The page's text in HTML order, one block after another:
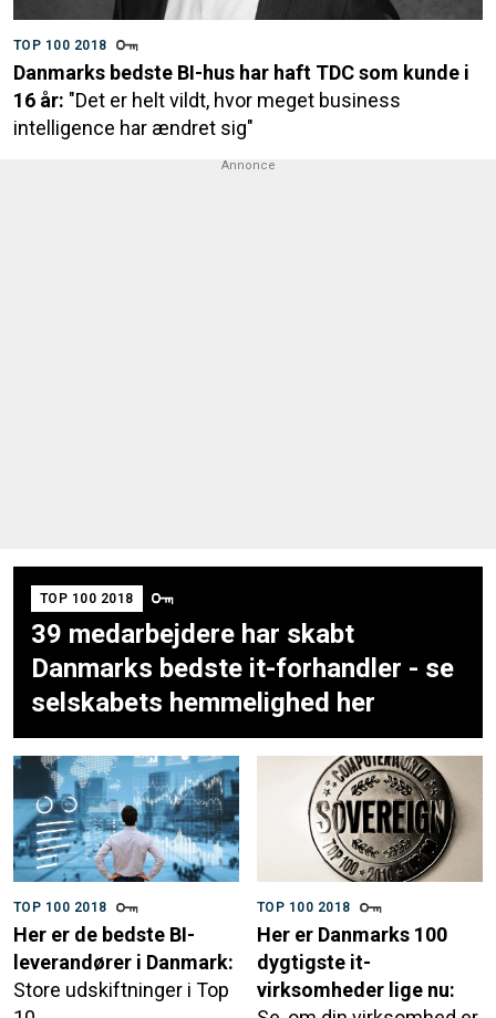
TOP 100 2018
Danmarks bedste BI-hus har haft TDC som kunde i
16 år: "Det er helt vildt, hvor meget business
intelligence har ændret sig"
Annonce
TOP 100 2018
39 medarbejdere har skabt
Danmarks bedste it-forhandler - se
selskabets hemmelighed her
TOP 100 2018
Her er de bedste BI-
leverandører i Danmark:
Store udskiftninger i Top
TOP 100 2018
Her er Danmarks 100
dygtigste it-
virksomheder lige nu: